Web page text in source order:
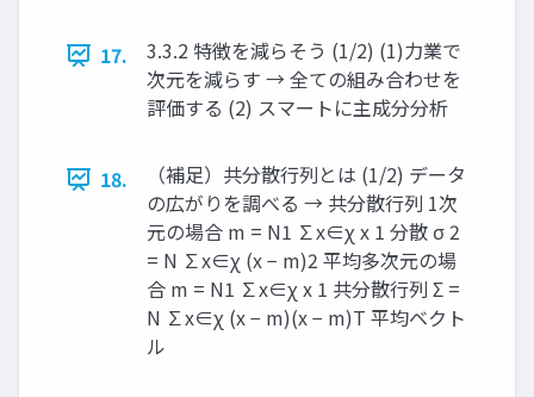
17.
3.3.2 特徴を減らそう (1/2) (1)力業で
次元を減らす → 全ての組み合わせを
評価する (2) スマートに主成分分析
18.
（補足）共分散行列とは (1/2) データ
の広がりを調べる → 共分散行列 1次
元の場合 m = N1 ∑x∈χ x 1 分散 σ 2
= N ∑x∈χ (x − m)2 平均 ​ ​ ​ ​ 多次元の場
合 m = N1 ∑x∈χ x 1 共分散行列 Σ =
N ∑x∈χ (x − m)(x − m)T 平均ベクト
ル ​ ​ ​ ​